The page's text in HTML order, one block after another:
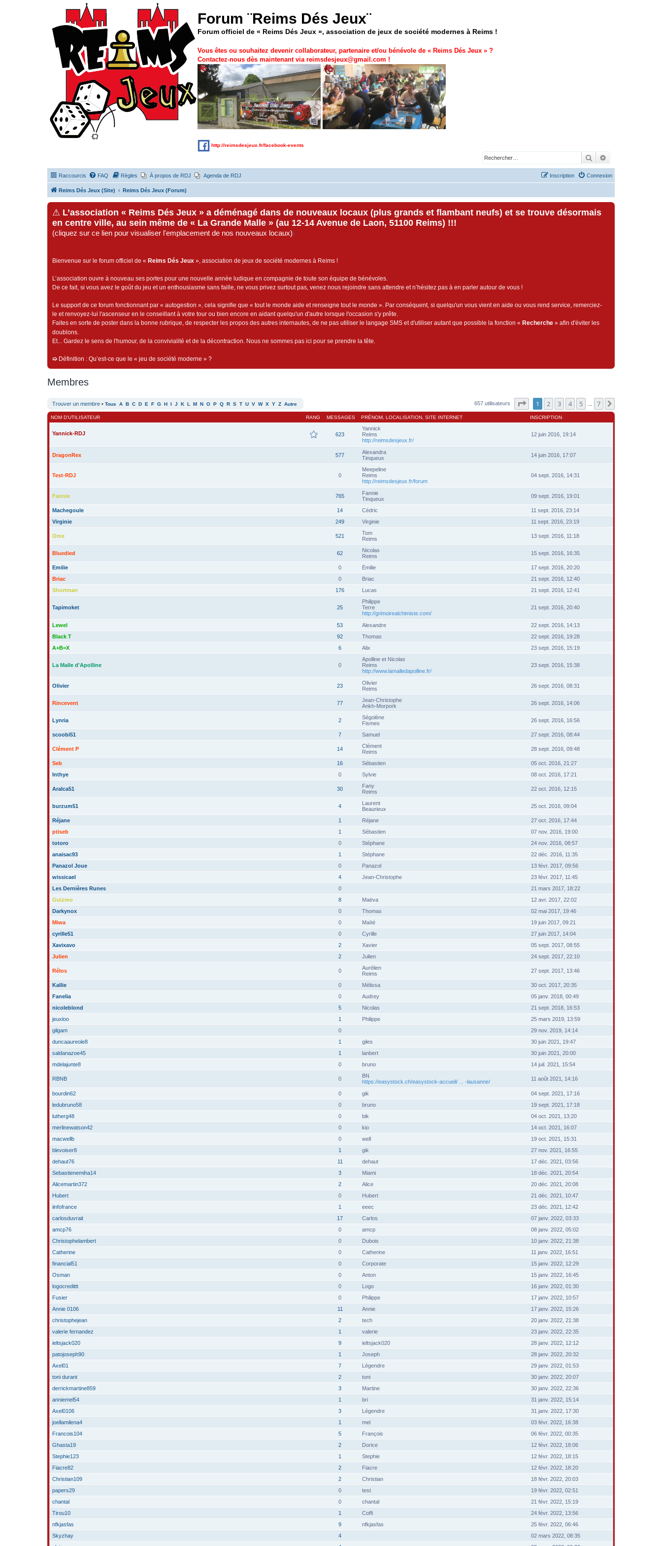
Forum ¨Reims Dés Jeux¨
Forum officiel de « Reims Dés Jeux », association de jeux de société modernes à Reims !
Vous êtes ou souhaitez devenir collaborateur, partenaire et/ou bénévole de « Reims Dés Jeux » ?
Contactez-nous dès maintenant via reimsdesjeux@gmail.com !
http://reimsdesjeux.fr/facebook-events
Rechercher
Raccourcis FAQ Règles À propos de RDJ Agenda de RDJ Connexion
Inscription
Reims Dés Jeux (Site) Reims Dés Jeux (Forum)
⚠ L’association « Reims Dés Jeux » a déménagé dans de nouveaux locaux (plus grands et flambant neufs) et se trouve désormais
en centre ville, au sein même de « La Grande Malle » (au 12-14 Avenue de Laon, 51100 Reims) !!!
(cliquez sur ce lien pour visualiser l'emplacement de nos nouveaux locaux))
Bienvenue sur le forum officiel de « Reims Dés Jeux », association de jeux de société modernes à Reims !
L’association ouvre à nouveau ses portes pour une nouvelle année ludique en compagnie de toute son équipe de bénévoles.
De ce fait, si vous avez le goût du jeu et un enthousiasme sans faille, ne vous privez surtout pas, venez nous rejoindre sans attendre et n’hésitez pas à en parler autour de vous !
Le support de ce forum fonctionnant par « autogestion », cela signifie que « tout le monde aide et renseigne tout le monde ». Par conséquent, si quelqu'un vous vient en aide ou vous rend service, remerciez-
le et renvoyez-lui l'ascenseur en le conseillant à votre tour ou bien encore en aidant quelqu'un d'autre lorsque l'occasion s'y prête.
Faites en sorte de poster dans la bonne rubrique, de respecter les propos des autres internautes, de ne pas utiliser le langage SMS et d'utiliser autant que possible la fonction « Recherche » afin d'éviter les
doublons.
Et... Gardez le sens de l'humour, de la convivialité et de la décontraction. Nous ne sommes pas ici pour se prendre la tête.
➯ Définition : Qu’est-ce que le « jeu de société moderne » ?
Membres
Trouver un membre • Tous A B C D E F G H I J K L M N O P Q R S T U V W X Y Z Autre 657 utilisateurs Page sur7
1 2 3 4 5 7
RANG
NOM D’UTILISATEUR MESSAGES PRÉNOM, LOCALISATION, SITE INTERNET INSCRIPTION
Yannick-RDJ 623
Yannick
Reims
http://reimsdesjeux.fr/
12 juin 2016, 19:14
DragonRex 577
Alexandra
Tinqueux
14 juin 2016, 17:07
Test-RDJ 0
Meepeline
Reims
http://reimsdesjeux.fr/forum
04 sept. 2016, 14:31
Fannie 765
Fannie
Tinqueux
09 sept. 2016, 19:01
Machegoule 14 Cédric
11 sept. 2016, 23:14
Virginie
249 Virginie 11 sept. 2016, 23:19
Ome 521
Tom
Reims
13 sept. 2016, 11:18
Bluedied 62
Nicolas
Reims
15 sept. 2016, 16:35
Emilie 0 Émilie
17 sept. 2016, 20:20
Briac
0 Briac
21 sept. 2016, 12:40
Shortman
176 Lucas 21 sept. 2016, 12:41
Tapimoket 25
Philippe
Terre
http://grimoirealchimiste.com/
21 sept. 2016, 20:40
Lewel 53 Alexandre
22 sept. 2016, 14:13
Black T
92 Thomas
22 sept. 2016, 19:28
A+B=X
6 Alix 23 sept. 2016, 15:19
La Malle d'Apolline 0
Apolline et Nicolas
Reims
http://www.lamalledapolline.fr/
23 sept. 2016, 15:38
Olivier 23
Olivier
Reims
26 sept. 2016, 08:31
Rincevent 77
Jean-Christophe
Ankh-Morpork
26 sept. 2016, 14:06
Lynria 2
Ségolène
Fismes
26 sept. 2016, 16:56
scoobi51 7 Samuel 27 sept. 2016, 08:44
Clément P 14
Clément
Reims
28 sept. 2016, 09:48
Seb 16 Sébastien
05 oct. 2016, 21:27
Inthye
0 Sylvie 08 oct. 2016, 17:21
Aralca51 30
Fany
Reims
22 oct. 2016, 12:15
burzum51 4
Laurent
Beaurieux
25 oct. 2016, 09:04
Réjane 1 Réjane
27 oct. 2016, 17:44
ptiseb
1 Sébastien
07 nov. 2016, 19:00
totoro
0 Stéphane
24 nov. 2016, 08:57
anaisac93
1 Stéphane
22 déc. 2016, 11:35
Panazol Joue
0 Panazol
13 févr. 2017, 09:56
wissicael
4 Jean-Christophe
23 févr. 2017, 11:45
Les Dernières Runes
0
21 mars 2017, 18:22
Guizmo
8 Maëva
12 avr. 2017, 22:02
Darkynox
0 Thomas
02 mai 2017, 19:46
Miwa
0 Maïté
19 juin 2017, 09:21
cyrille51
0 Cyrille
27 juin 2017, 14:04
Xavixavo
2 Xavier
05 sept. 2017, 08:55
Julien
2 Julien 24 sept. 2017, 22:10
Rélos 0
Aurélien
Reims
27 sept. 2017, 13:46
Kallie 0 Mélissa
30 oct. 2017, 20:35
Fanelia
0 Audrey
05 janv. 2018, 00:49
nicoleblond
5 Nicolas
21 sept. 2018, 16:53
jeuxloo
1 Philippe
25 mars 2019, 13:59
gilgam
0
29 nov. 2019, 14:14
duncaaureole8
1 giles
30 juin 2021, 19:47
saldanazoe45
1 lanbert
30 juin 2021, 20:00
mdelajunte8
0 bruno 14 juil. 2021, 15:54
RBNB 0
BN
https://easystock.ch/easystock-accueil/ ... -lausanne/
11 août 2021, 14:16
bourdin62 0 gik
04 sept. 2021, 17:16
ledubruno58
0 bruno
19 sept. 2021, 17:18
lutherg48
0 bik
04 oct. 2021, 13:20
merlinewatson42
0 kio
14 oct. 2021, 16:07
macwellb
0 well
19 oct. 2021, 15:31
blevoiser8
1 gik
27 nov. 2021, 16:55
dehaut76
11 dehaut
17 déc. 2021, 03:56
Sebastienemiha14
3 Miami
18 déc. 2021, 20:54
Alicemartin372
2 Alice
20 déc. 2021, 20:08
Hubert
0 Hubert
21 déc. 2021, 10:47
iinfofrance
1 eeec
23 déc. 2021, 12:42
carlosduvrait
17 Carlos
07 janv. 2022, 03:33
amcp76
0 amcp
08 janv. 2022, 05:02
Christophelambert
0 Dubois
10 janv. 2022, 21:38
Catherine
0 Catherine
11 janv. 2022, 16:51
financial51
0 Corporate
15 janv. 2022, 12:29
Osman
0 Anton
15 janv. 2022, 16:45
logocredittt
0 Logo
16 janv. 2022, 01:30
Fusier
0 Philippe
17 janv. 2022, 10:57
Annie 0106
11 Annie
17 janv. 2022, 15:26
christophejean
2 tech
20 janv. 2022, 21:38
valerie fernandez
1 valerie
23 janv. 2022, 22:35
ieltsjack020
9 ieltsjack020
28 janv. 2022, 12:12
patojoseph90
1 Joseph
28 janv. 2022, 20:32
Axel01
7 Légendre
29 janv. 2022, 01:53
toni durant
2 toni
30 janv. 2022, 20:07
derrickmartine859
3 Martine
30 janv. 2022, 22:36
anniemel54
1 bri
31 janv. 2022, 15:14
Axel0106
3 Légendre
31 janv. 2022, 17:30
joellamilena4
1 mel
03 févr. 2022, 16:38
Francois104
5 François
06 févr. 2022, 00:35
Ghasta19
2 Dorice
12 févr. 2022, 18:06
Stephie123
1 Stephie
12 févr. 2022, 18:15
Fiacre82
2 Fiacre
12 févr. 2022, 18:20
Christian109
2 Christian
18 févr. 2022, 20:03
papers29
0 test
19 févr. 2022, 02:51
chantal
0 chantal
21 févr. 2022, 15:19
Tirou10
1 Coffi
24 févr. 2022, 13:56
nfkjasfas
9 nfkjasfas
25 févr. 2022, 06:46
Skyzhay
4
02 mars 2022, 08:35